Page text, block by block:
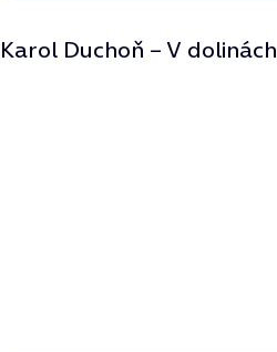
Karol Duchoň – V dolinách